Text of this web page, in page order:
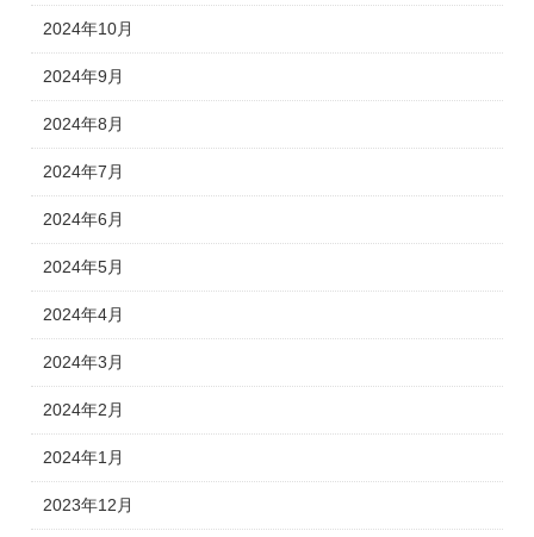
2024年10月
2024年9月
2024年8月
2024年7月
2024年6月
2024年5月
2024年4月
2024年3月
2024年2月
2024年1月
2023年12月